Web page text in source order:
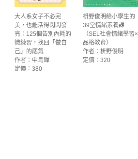
大人系女子不必完
美，也能活得閃閃發
亮：125個告別內耗的
微練習，找回「做自
己」的底氣
作者：中島輝
定價：380
枡野俊明給小學生的
39堂情緒素養課
（SEL社會情緒學習×
品格教育）
作者：枡野俊明
定價：320